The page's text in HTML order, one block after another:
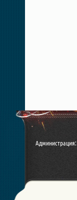
Администрация: